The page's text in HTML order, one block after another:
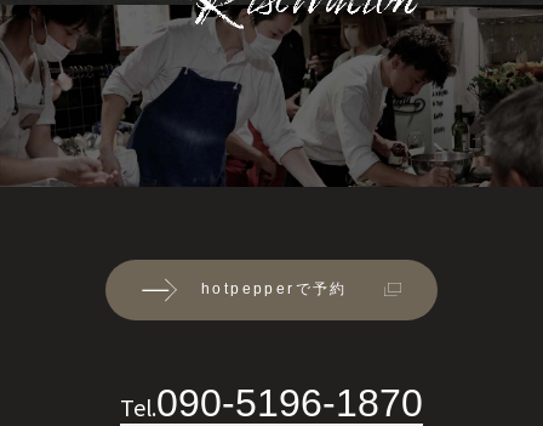
hotpepperで予約
Tel.090-5196-1870